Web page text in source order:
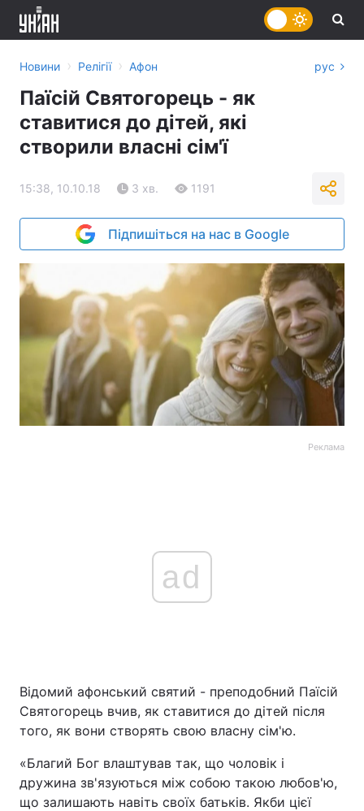
Головна Війна
Новини › Релігії › Афон рус
Паїсій Святогорець - як
ставитися до дітей, які
створили власні сім'ї
15:38, 10.10.18 3 хв. 1191
Підпишіться на нас в Google
Реклама
ad
Відомий афонський святий - преподобний Паїсій
Святогорець вчив, як ставитися до дітей після
того, як вони створять свою власну сім'ю.
«Благий Бог влаштував так, що чоловік і
дружина зв'язуються між собою такою любов'ю,
що залишають навіть своїх батьків. Якби цієї